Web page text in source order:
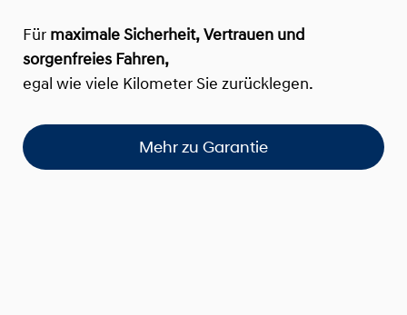
Für maximale Sicherheit, Vertrauen und
sorgenfreies Fahren,
egal wie viele Kilometer Sie zurücklegen.
Mehr zu Garantie